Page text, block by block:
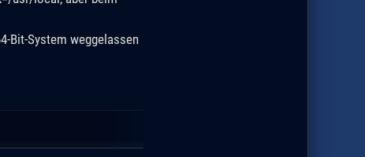
Bit-System weggelassen